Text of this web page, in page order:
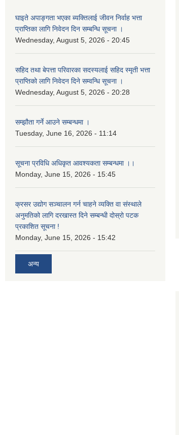
घाइते अपाङ्गता भएका ब्यक्तिलाई जीवन निर्वाह भत्ता
प्राप्तिका लागि निवेदन दिन सम्बन्धि सूचना ।
Wednesday, August 5, 2026 - 20:45
सहिद तथा बेपत्ता परिवारका सदस्यलाई सहिद स्मृती भत्ता
प्राप्तिको लागि निवेदन दिने सम्वन्धि सूचना ।
Wednesday, August 5, 2026 - 20:28
सम्झौता गर्ने आउने सम्बन्धमा ।
Tuesday, June 16, 2026 - 11:14
सूचना प्रविधि अधिकृत आवश्यकता सम्बन्धमा ।।
Monday, June 15, 2026 - 15:45
क्रसर उद्योग सञ्चालन गर्न चाहने व्यक्ति वा संस्थाले
अनुमतिको लागि दरखास्त दिने सम्बन्धी दोस्रो पटक
प्रकाशित सूचना !
Monday, June 15, 2026 - 15:42
अन्य